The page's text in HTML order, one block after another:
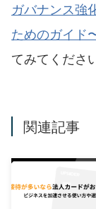
ガバナンス強
ためのガイド
てみてください
関連記事